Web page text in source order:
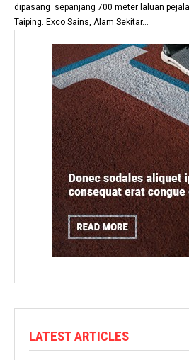
dipasang sepanjang 700 meter laluan
Taiping. Exco Sains, Alam Sekitar...
LATEST ARTICLES